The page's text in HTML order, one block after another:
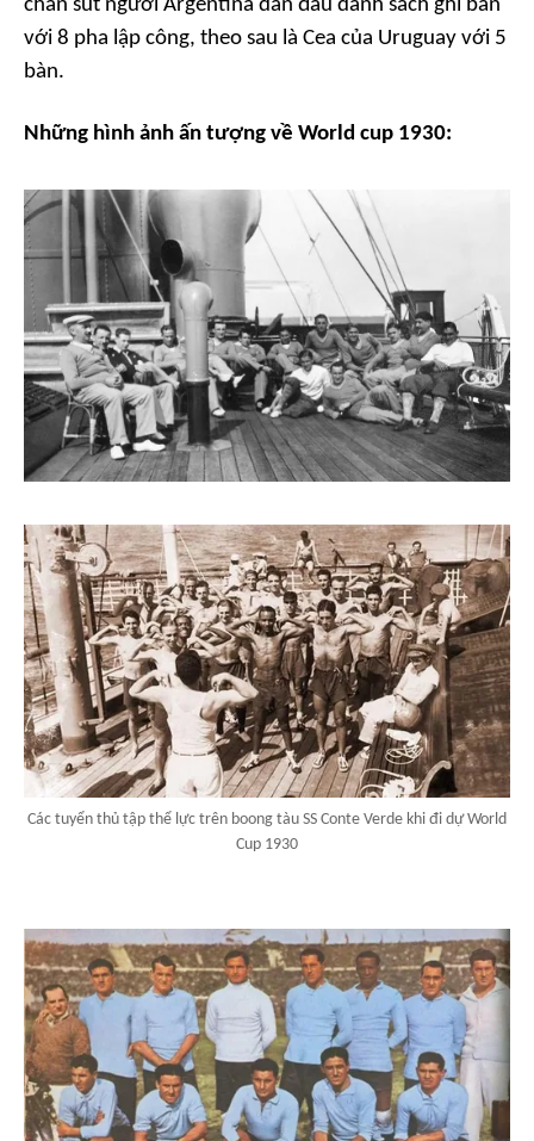
chân sút người Argentina dẫn đầu danh sách ghi bàn
với 8 pha lập công, theo sau là Cea của Uruguay với 5
bàn.
Những hình ảnh ấn tượng về World cup 1930:
Các tuyển thủ tập thể lực trên boong tàu SS Conte Verde khi đi dự World
Cup 1930